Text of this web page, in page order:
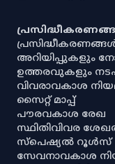
അറിയിപ്പുകളും
ഉത്തരവുകളും
വിവരാവകാശ
സൈറ്റ് മാപ്പ്
പൗരവകാശ രേഖ
സ്ഥിതിവിവര
സ്‌പെഷ്യൽ റൂൾസ്
സേവനാവകാശ